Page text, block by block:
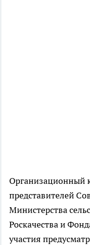
Организационный
представителей
Министерства
Роскачества и
участия